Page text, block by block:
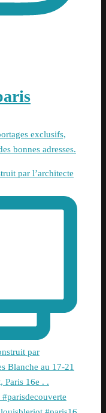
exclusifs,
bonnes adresses.
par l’architecte